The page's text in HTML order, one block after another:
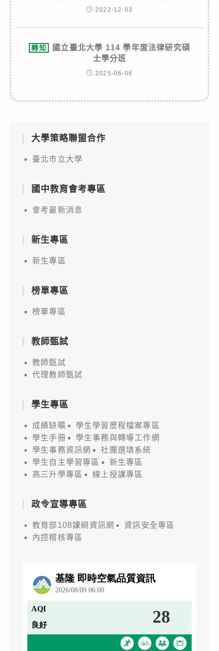
2022-12-03
轉知
國立臺北大學 114 學年度法律研究碩
士學分班
2025-06-06
大學策略聯盟合作
臺北市立大學
國中教育會考專區
會考最新消息
新生專區
新生專區
榜單專區
榜單專區
教師甄試
教師甄試
代理教師甄試
學生專區
成績缺曠
學生學習歷程檔案專區
學生手冊
學生事務與轉導工作網
學生事務資訊網
社團選填系統
學生自主學習專區
新生專區
高三升學專區
線上授課專區
政令宣導專區
教育部108課綱資訊網
資訊安全專區
內控稽核專區